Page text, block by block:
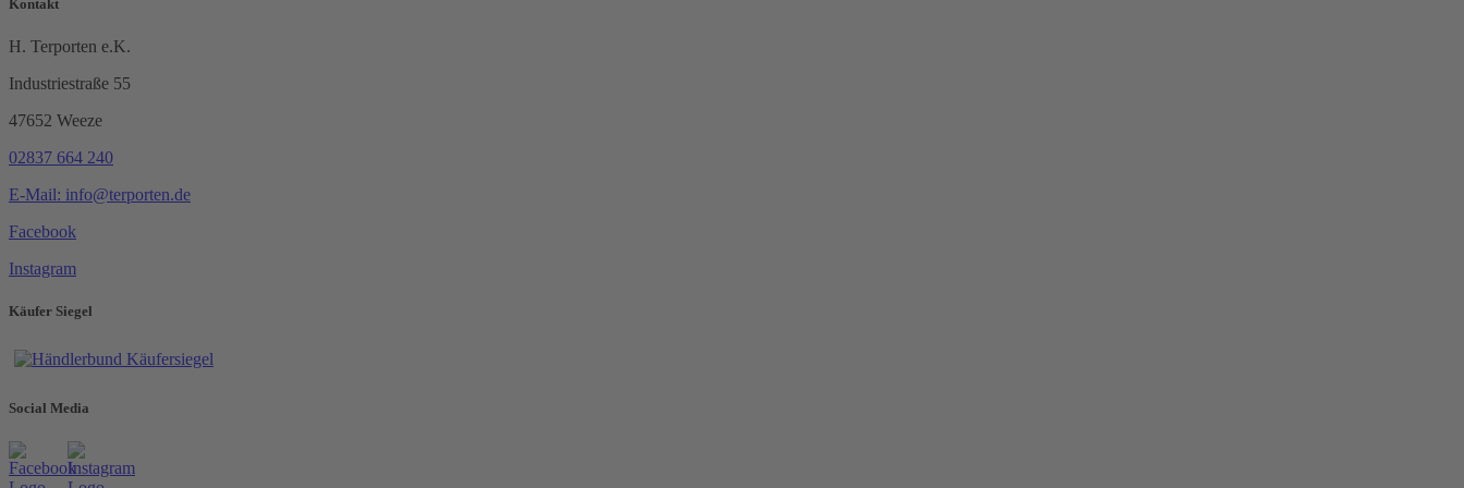
Kontakt
H. Terporten e.K.
Industriestraße 55
47652 Weeze
02837 664 240
E-Mail: info@terporten.de
Facebook
Instagram
Käufer Siegel
Social Media